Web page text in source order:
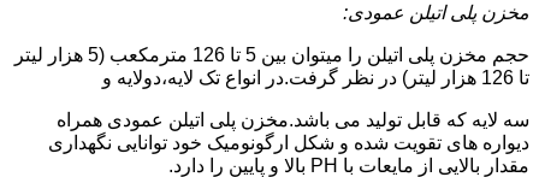
مخزن پلی اتیلن عمودی:
حجم مخزن پلی اتیلن را میتوان بین 5 تا 126 مترمکعب (5 هزار لیتر
تا 126 هزار لیتر) در نظر گرفت.در انواع تک لایه،دولایه و
سه لایه که قابل تولید می باشد.مخزن پلی اتیلن عمودی همراه
دیواره های تقویت شده و شکل ارگونومیک خود توانایی نگهداری
مقدار بالایی از مایعات با PH بالا و پایین را دارد.